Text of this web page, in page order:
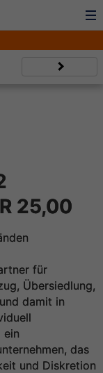
25,00
für
Übersiedlung,
damit in
ein
das
und Diskretion